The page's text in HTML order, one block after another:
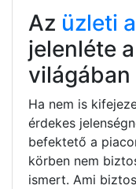
Az üzleti
jelenléte
világában
Ha nem is
érdekes
befektető a
körben nem
ismert. Ami